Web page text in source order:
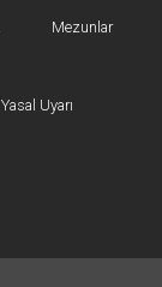
Mezunlar
Yasal Uyarı